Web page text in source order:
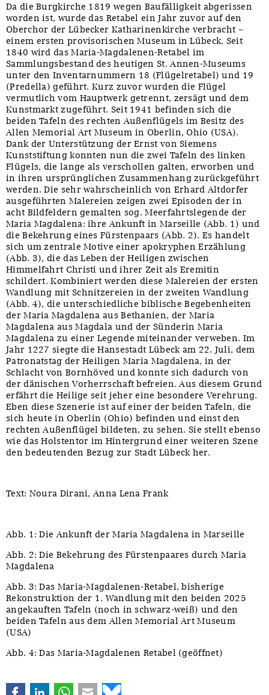
Da die Burgkirche 1819 wegen Baufälligkeit abgerissen
worden ist, wurde das Retabel ein Jahr zuvor auf den
Oberchor der Lübecker Katharinenkirche verbracht –
einem ersten provisorischen Museum in Lübeck. Seit
1840 wird das Maria-Magdalenen-Retabel im
Sammlungsbestand des heutigen St. Annen-Museums
unter den Inventarnummern 18 (Flügelretabel) und 19
(Predella) geführt. Kurz zuvor wurden die Flügel
vermutlich vom Hauptwerk getrennt, zersägt und dem
Kunstmarkt zugeführt. Seit 1941 befinden sich die
beiden Tafeln des rechten Außenflügels im Besitz des
Allen Memorial Art Museum in Oberlin, Ohio (USA).
Dank der Unterstützung der Ernst von Siemens
Kunststiftung konnten nun die zwei Tafeln des linken
Flügels, die lange als verschollen galten, erworben und
in ihren ursprünglichen Zusammenhang zurückgeführt
werden. Die sehr wahrscheinlich von Erhard Altdorfer
ausgeführten Malereien zeigen zwei Episoden der in
acht Bildfeldern gemalten sog. Meerfahrtslegende der
Maria Magdalena: ihre Ankunft in Marseille (Abb. 1) und
die Bekehrung eines Fürstenpaars (Abb. 2). Es handelt
sich um zentrale Motive einer apokryphen Erzählung
(Abb. 3), die das Leben der Heiligen zwischen
Himmelfahrt Christi und ihrer Zeit als Eremitin
schildert. Kombiniert werden diese Malereien der ersten
Wandlung mit Schnitzereien in der zweiten Wandlung
(Abb. 4), die unterschiedliche biblische Begebenheiten
der Maria Magdalena aus Bethanien, der Maria
Magdalena aus Magdala und der Sünderin Maria
Magdalena zu einer Legende miteinander verweben. Im
Jahr 1227 siegte die Hansestadt Lübeck am 22. Juli, dem
Patronatstag der Heiligen Maria Magdalena, in der
Schlacht von Bornhöved und konnte sich dadurch von
der dänischen Vorherrschaft befreien. Aus diesem Grund
erfährt die Heilige seit jeher eine besondere Verehrung.
Eben diese Szenerie ist auf einer der beiden Tafeln, die
sich heute in Oberlin (Ohio) befinden und einst den
rechten Außenflügel bildeten, zu sehen. Sie stellt ebenso
wie das Holstentor im Hintergrund einer weiteren Szene
den bedeutenden Bezug zur Stadt Lübeck her.
Text: Noura Dirani, Anna Lena Frank
Abb. 1: Die Ankunft der Maria Magdalena in Marseille
Abb. 2: Die Bekehrung des Fürstenpaares durch Maria
Magdalena
Abb. 3: Das Maria-Magdalenen-Retabel, bisherige
Rekonstruktion der 1. Wandlung mit den beiden 2025
angekauften Tafeln (noch in schwarz-weiß) und den
beiden Tafeln aus dem Allen Memorial Art Museum
(USA)
Abb. 4: Das Maria-Magdalenen Retabel (geöffnet)
FacebookLinkedInWhatsApp
E-mail